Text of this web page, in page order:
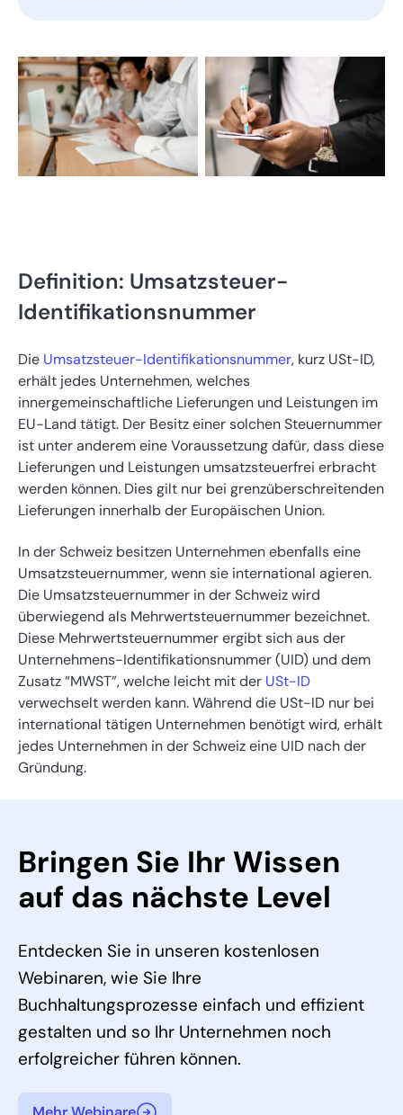
Definition: Umsatzsteuer-
Identifikationsnummer
Die Umsatzsteuer-Identifikationsnummer, kurz USt-ID,
erhält jedes Unternehmen, welches
innergemeinschaftliche Lieferungen und Leistungen im
EU-Land tätigt. Der Besitz einer solchen Steuernummer
ist unter anderem eine Voraussetzung dafür, dass diese
Lieferungen und Leistungen umsatzsteuerfrei erbracht
werden können. Dies gilt nur bei grenzüberschreitenden
Lieferungen innerhalb der Europäischen Union.
In der Schweiz besitzen Unternehmen ebenfalls eine
Umsatzsteuernummer, wenn sie international agieren.
Die Umsatzsteuernummer in der Schweiz wird
überwiegend als Mehrwertsteuernummer bezeichnet.
Diese Mehrwertsteuernummer ergibt sich aus der
Unternehmens-Identifikationsnummer (UID) und dem
Zusatz “MWST”, welche leicht mit der USt-ID
verwechselt werden kann. Während die USt-ID nur bei
international tätigen Unternehmen benötigt wird, erhält
jedes Unternehmen in der Schweiz eine UID nach der
Gründung.
Bringen Sie Ihr Wissen
auf das nächste Level
Entdecken Sie in unseren kostenlosen
Webinaren, wie Sie Ihre
Buchhaltungsprozesse einfach und effizient
gestalten und so Ihr Unternehmen noch
erfolgreicher führen können.